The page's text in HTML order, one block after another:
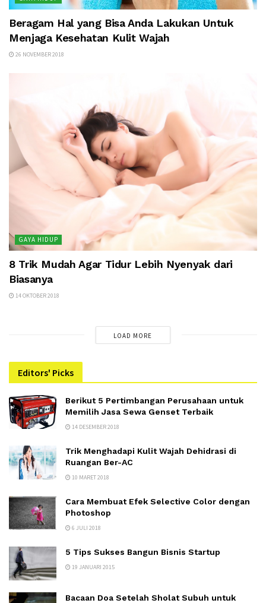
Beragam Hal yang Bisa Anda Lakukan Untuk
Menjaga Kesehatan Kulit Wajah
26 NOVEMBER 2018
GAYA HIDUP
8 Trik Mudah Agar Tidur Lebih Nyenyak dari
Biasanya
14 OKTOBER 2018
LOAD MORE
Editors' Picks
Berikut 5 Pertimbangan Perusahaan untuk
Memilih Jasa Sewa Genset Terbaik
14 DESEMBER 2018
Trik Menghadapi Kulit Wajah Dehidrasi di
Ruangan Ber-AC
10 MARET 2018
Cara Membuat Efek Selective Color dengan
Photoshop
6 JULI 2018
5 Tips Sukses Bangun Bisnis Startup
19 JANUARI 2015
Bacaan Doa Setelah Sholat Subuh untuk